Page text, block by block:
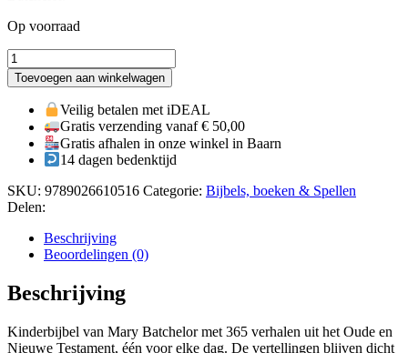
Op voorraad
Kinderbijbel
-
In
vertellingen
Toevoegen aan winkelwagen
Veilig betalen met iDEAL
Gratis verzending vanaf € 50,00
Gratis afhalen in onze winkel in Baarn
14 dagen bedenktijd
SKU: 9789026610516 Categorie: Bijbels, boeken & Spellen
Delen:
Beschrijving
Beoordelingen (0)
Beschrijving
Kinderbijbel van Mary Batchelor met 365 verhalen uit het Oude en
Nieuwe Testament, één voor elke dag. De vertellingen blijven dicht